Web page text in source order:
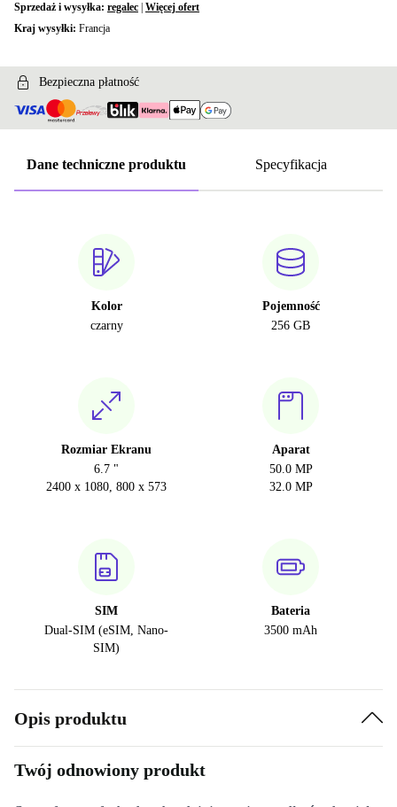
Sprzedaż i wysyłka: regalec Więcej ofert
Kraj wysyłki: Francja
Bezpieczna płatność
Dane techniczne produktu Specyfikacja
Kolor
czarny
Pojemność
256 GB
Rozmiar Ekranu
6.7 "
2400 x 1080, 800 x 573
Aparat
50.0 MP
32.0 MP
SIM
Dual-SIM (eSIM, Nano-
SIM)
Bateria
3500 mAh
Opis produktu
Twój odnowiony produkt